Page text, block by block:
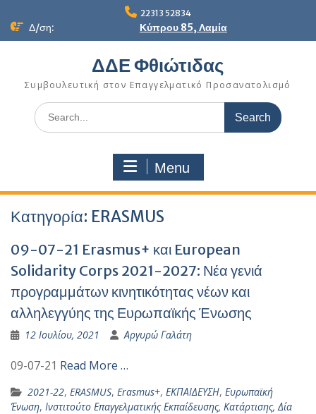
22313 52834
Δ/ση: Κύπρου 85, Λαμία
ΔΔΕ Φθιώτιδας
Συμβουλευτική στον Επαγγελματικό Προσανατολισμό
Search
for:
Menu
Κατηγορία: ERASMUS
09-07-21 Erasmus+ και European
Solidarity Corps 2021-2027: Νέα γενιά
προγραμμάτων κινητικότητας νέων και
αλληλεγγύης της Ευρωπαϊκής Ένωσης
12 Ιουλίου, 2021 Αργυρώ Γαλάτη
09-07-21 Read More …
2021-22, ERASMUS, Erasmus+, ΕΚΠΑΙΔΕΥΣΗ, Ευρωπαϊκή
Ένωση, Ινστιτούτο Επαγγελματικής Εκπαίδευσης, Κατάρτισης, Δία